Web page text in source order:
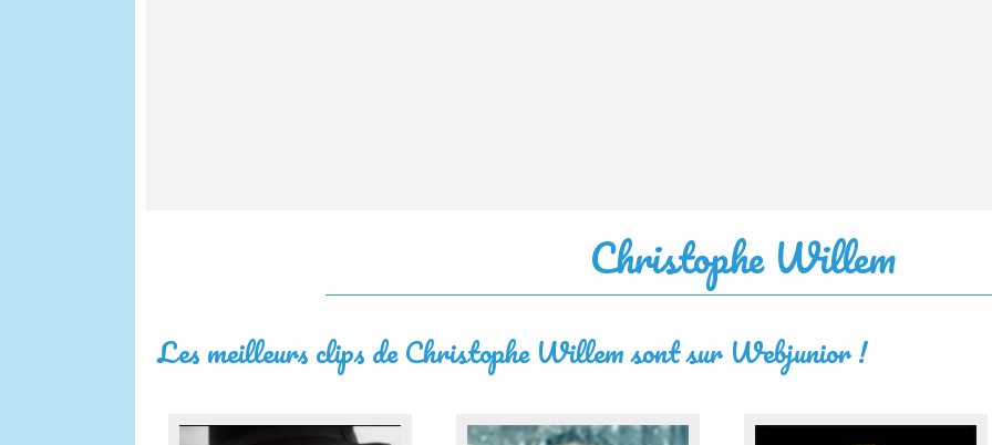
Christophe Willem
Les meilleurs clips de Christophe Willem sont sur Webjunior !